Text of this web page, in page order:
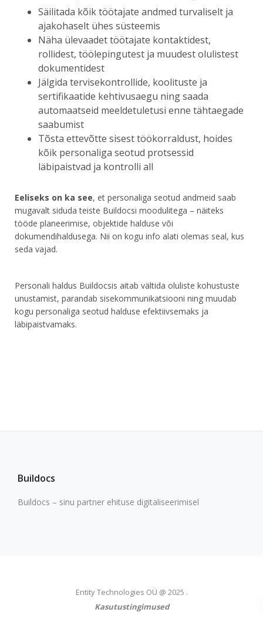
Säilitada kõik töötajate andmed turvaliselt ja
ajakohaselt ühes süsteemis
Näha ülevaadet töötajate kontaktidest,
rollidest, töölepingutest ja muudest olulistest
dokumentidest
Jälgida tervisekontrollide, koolituste ja
sertifikaatide kehtivusaegu ning saada
automaatseid meeldetuletusi enne tähtaegade
saabumist
Tõsta ettevõtte sisest töökorraldust, hoides
kõik personaliga seotud protsessid
läbipaistvad ja kontrolli all
Eeliseks on ka see, et personaliga seotud andmeid saab
mugavalt siduda teiste Buildocsi moodulitega – näiteks
tööde planeerimise, objektide halduse või
dokumendihaldusega. Nii on kogu info alati olemas seal, kus
seda vajad.
Personali haldus Buildocsis aitab vältida oluliste kohustuste
unustamist, parandab sisekommunikatsiooni ning muudab
kogu personaliga seotud halduse efektiivsemaks ja
läbipaistvamaks.
Buildocs
Buildocs – sinu partner ehituse digitaliseerimisel
Entity Technologies OÜ @ 2025 .
Kasutustingimused